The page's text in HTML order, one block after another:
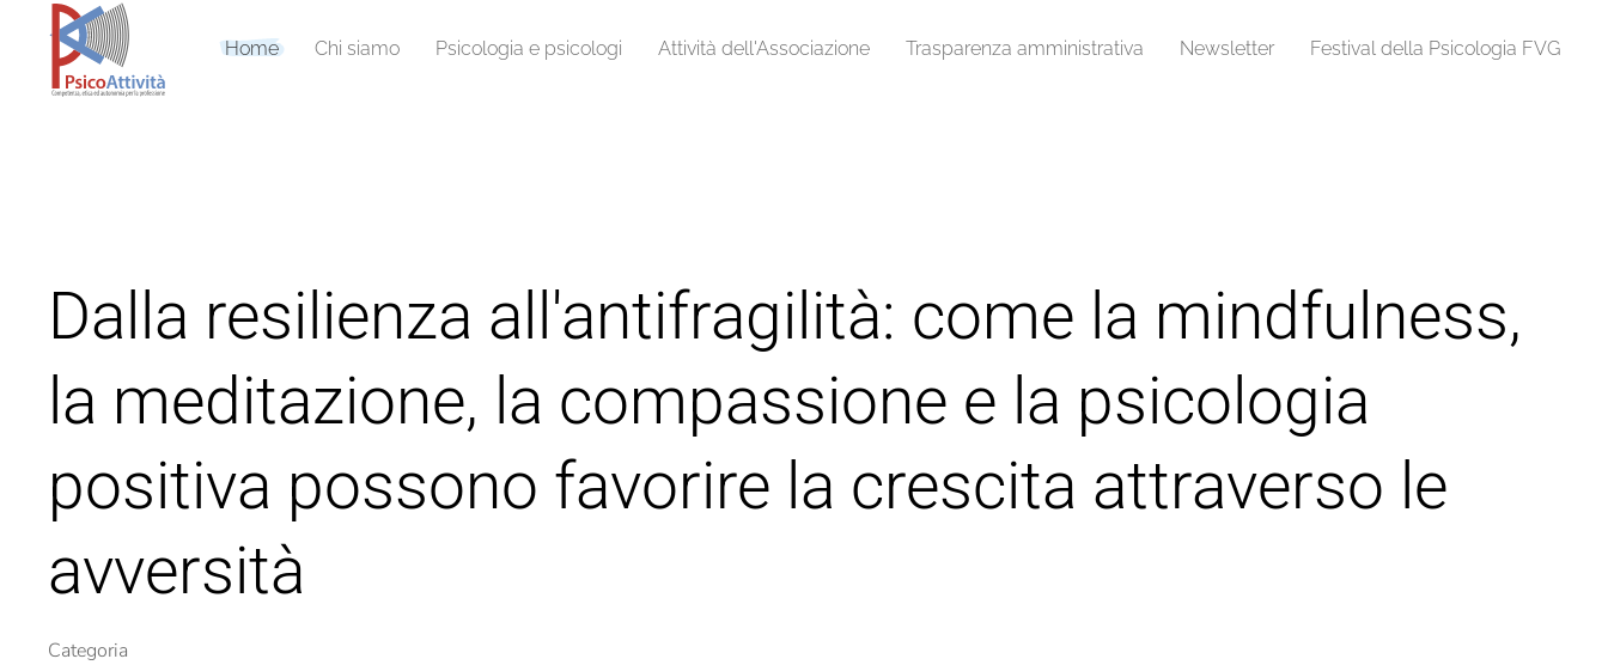
Home Chi siamo Psicologia e psicologi Attività dell'Associazione Trasparenza amministrativa Newsletter Festival della Psicologia FVG
Dalla resilienza all'antifragilità: come la mindfulness,
la meditazione, la compassione e la psicologia
positiva possono favorire la crescita attraverso le
avversità
Categoria